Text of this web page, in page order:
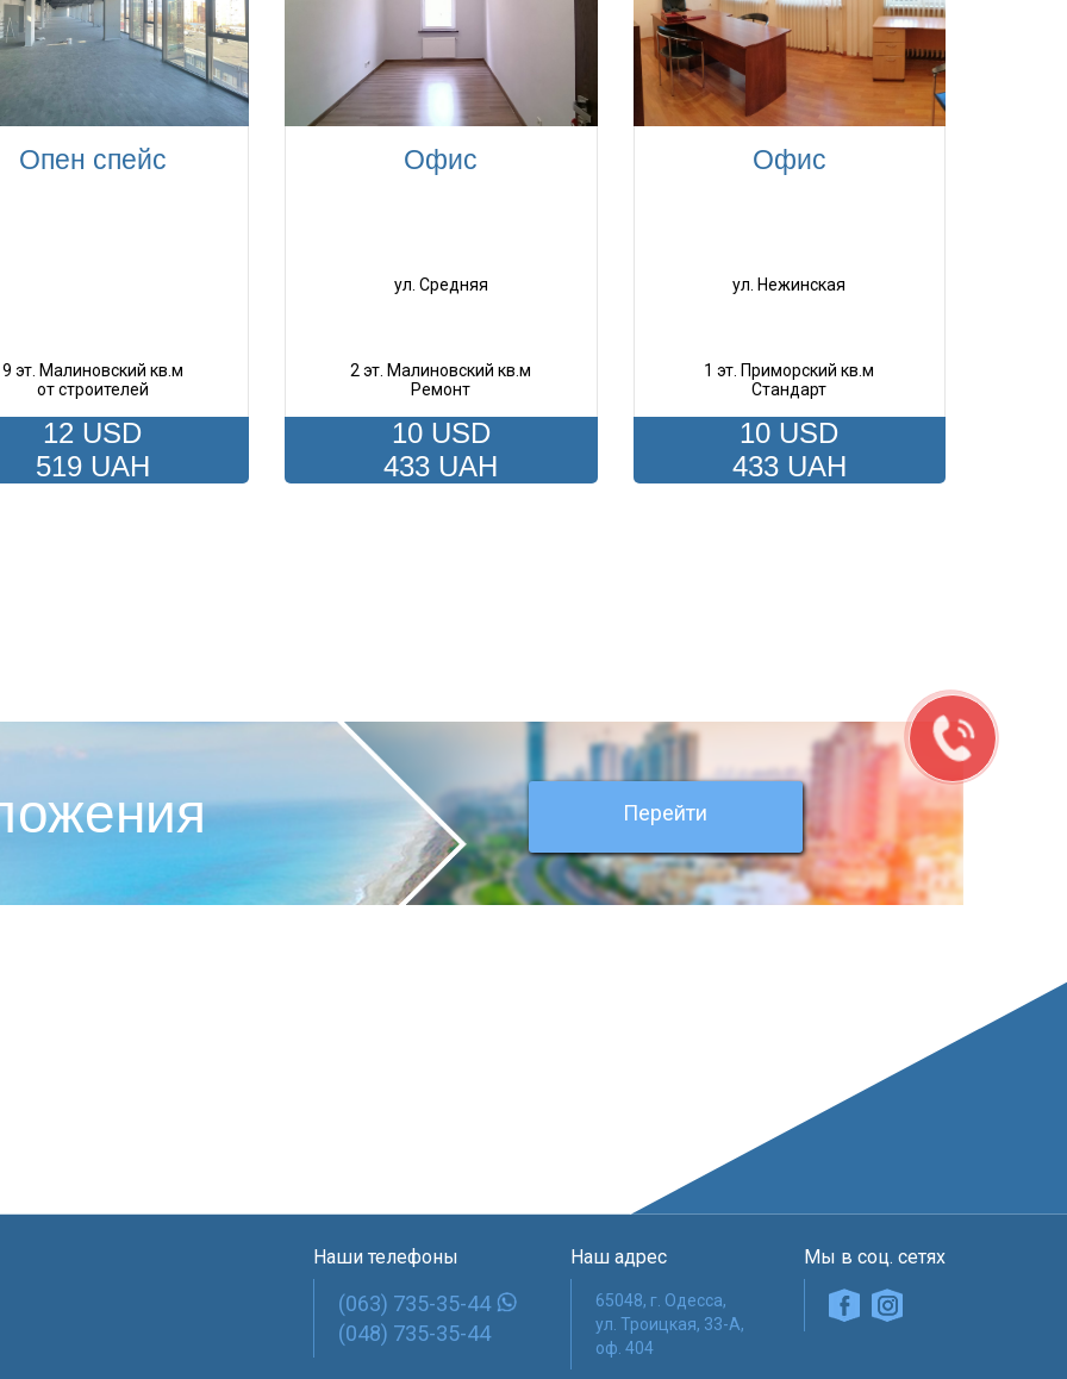
Опен спейс
9 эт. Малиновский кв.м
от строителей
12 USD
519 UAH
Офис
ул. Средняя
2 эт. Малиновский кв.м
Ремонт
10 USD
433 UAH
Офис
ул. Нежинская
1 эт. Приморский кв.м
Стандарт
10 USD
433 UAH
Перейти
Мы в соц. сетях
Наш адрес
65048, г. Одесса,
ул. Троицкая, 33-А,
оф. 404
Наши телефоны
(063) 735-35-44
(048) 735-35-44